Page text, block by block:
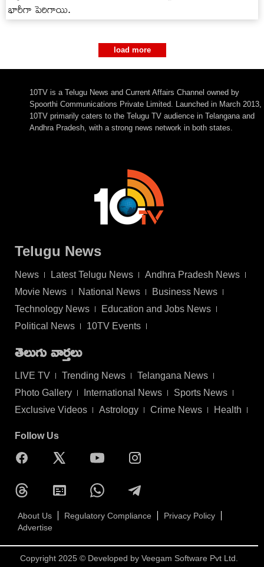
భారీగా పెరిగాయి.
load more
10TV is a Telugu News and Current Affairs Channel owned by
Spoorthi Communications Private Limited. Launched in March 2013,
10TV primarily caters to the Telugu TV audience in Telangana and
Andhra Pradesh, with a strong news network in both states.
Telugu News
News Latest Telugu News
Andhra Pradesh News
Movie News
National News
Business News
Technology News
Education and Jobs News
Political News
10TV Events
తెలుగు వార్తలు
LIVE TV Trending News
Telangana News
Photo Gallery
International News
Sports News
Exclusive Videos
Astrology Crime News Health
Follow Us
About Us Regulatory Compliance
Privacy Policy
Advertise
Copyright 2025 © Developed by Veegam Software Pvt Ltd.